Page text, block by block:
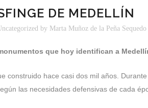
DE MEDELLÍN
by Marta Muñoz de la Peña Sequedo
que hoy identifican a
construido hace casi dos mil años.
las necesidades defensivas de cada